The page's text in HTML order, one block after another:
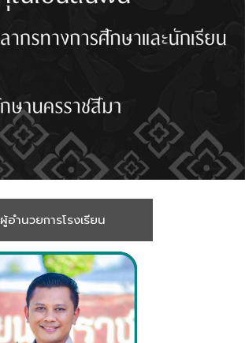
ผู้อำนวยการโรงเรียน